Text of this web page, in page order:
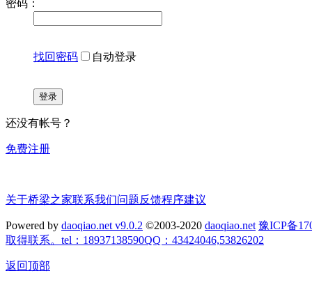
密码：
找回密码 自动登录
登录
还没有帐号？
免费注册
关于桥梁之家联系我们问题反馈程序建议
Powered by daoqiao.net v9.0.2 ©2003-2020 daoqiao.net 豫ICP备
取得联系。tel：18937138590QQ：43424046,53826202
返回顶部